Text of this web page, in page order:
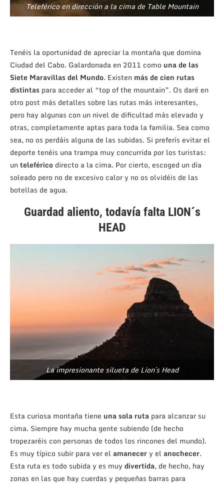
Teleférico en dirección a la cima de Table Mountain
Tenéis la oportunidad de apreciar la montaña que domina
Ciudad del Cabo. Galardonada en 2011 como una de las
Siete Maravillas del Mundo. Existen más de cien rutas
distintas para acceder al “top of the mountain”. Os daré en
otro post más detalles sobre las rutas más interesantes,
pero hay algunas con un nivel de dificultad más elevado y
otras, completamente aptas para toda la familia. Sea como
sea, no os perdáis alguna de las subidas. Si preferís evitar el
deporte tenéis una trampa muy concurrida por los turistas:
unteleférico directo a la cima. Por cierto, escoged un día
soleado pero no de excesivo calor y no os olvidéis de las
botellas de agua.
Guardad aliento, todavía falta LION´s
HEAD
La impresionante silueta de Lion´s Head
Esta curiosa montaña tiene una sola ruta para alcanzar su
cima. Siempre hay mucha gente subiendo (de hecho
tropezaréis con personas de todos los rincones del mundo).
Es muy típico subir para ver el amanecery el anochecer.
Esta ruta es todo subida y es muy divertida, de hecho, hay
zonas en las que hay cuerdas y pequeñas barras para